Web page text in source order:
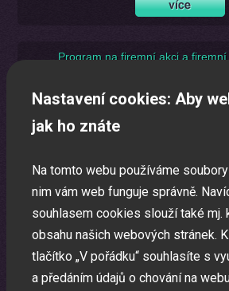
Program na firemní akci a
Zábavná akce na míru dle
Nastavení cookies: Aby
jak ho znáte
Na tomto webu používáme
nim vám web funguje správně.
souhlasem cookies slouží také mj.
obsahu našich webových stránek.
tlačítko „V pořádku“ souhlasíte s
a předáním údajů o chování na